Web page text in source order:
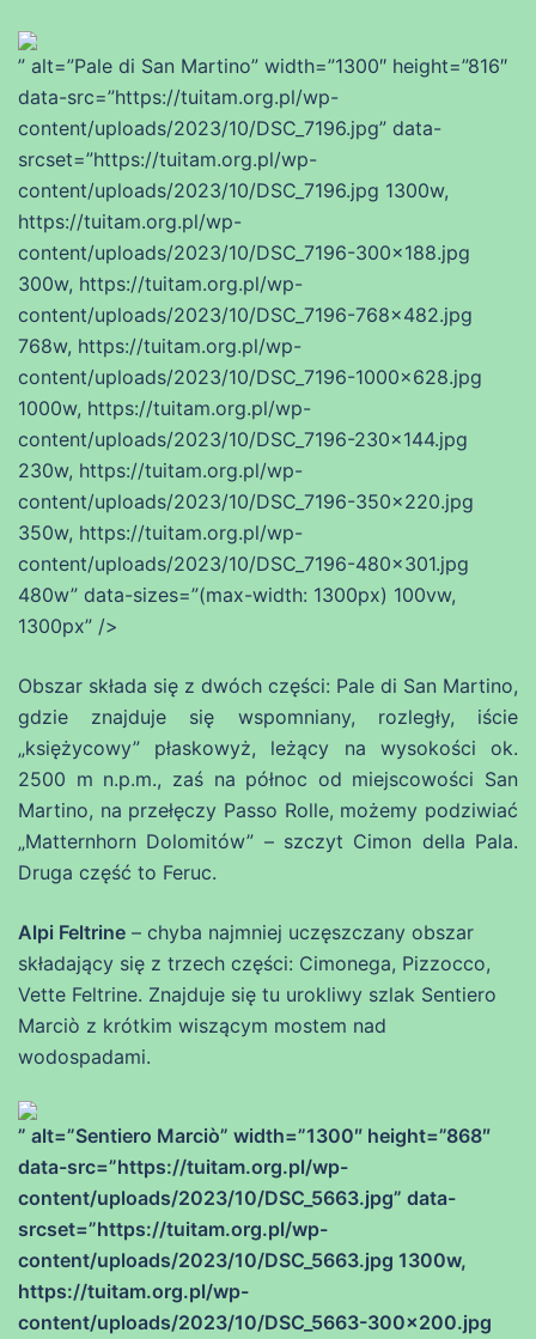
” alt=”Pale di San Martino” width=”1300″ height=”816″
data-src=”https://tuitam.org.pl/wp-
content/uploads/2023/10/DSC_7196.jpg” data-
srcset=”https://tuitam.org.pl/wp-
content/uploads/2023/10/DSC_7196.jpg 1300w,
https://tuitam.org.pl/wp-
content/uploads/2023/10/DSC_7196-300×188.jpg
300w, https://tuitam.org.pl/wp-
content/uploads/2023/10/DSC_7196-768×482.jpg
768w, https://tuitam.org.pl/wp-
content/uploads/2023/10/DSC_7196-1000×628.jpg
1000w, https://tuitam.org.pl/wp-
content/uploads/2023/10/DSC_7196-230×144.jpg
230w, https://tuitam.org.pl/wp-
content/uploads/2023/10/DSC_7196-350×220.jpg
350w, https://tuitam.org.pl/wp-
content/uploads/2023/10/DSC_7196-480×301.jpg
480w” data-sizes=”(max-width: 1300px) 100vw,
1300px” />
Obszar składa się z dwóch części: Pale di San Martino,
gdzie znajduje się wspomniany, rozległy, iście
„księżycowy” płaskowyż, leżący na wysokości ok.
2500 m n.p.m., zaś na północ od miejscowości San
Martino, na przełęczy Passo Rolle, możemy podziwiać
„Matternhorn Dolomitów” – szczyt Cimon della Pala.
Druga część to Feruc.
Alpi Feltrine – chyba najmniej uczęszczany obszar
składający się z trzech części: Cimonega, Pizzocco,
Vette Feltrine. Znajduje się tu urokliwy szlak Sentiero
Marciò z krótkim wiszącym mostem nad
wodospadami.
” alt=”Sentiero Marciò” width=”1300″ height=”868″
data-src=”https://tuitam.org.pl/wp-
content/uploads/2023/10/DSC_5663.jpg” data-
srcset=”https://tuitam.org.pl/wp-
content/uploads/2023/10/DSC_5663.jpg 1300w,
https://tuitam.org.pl/wp-
content/uploads/2023/10/DSC_5663-300×200.jpg